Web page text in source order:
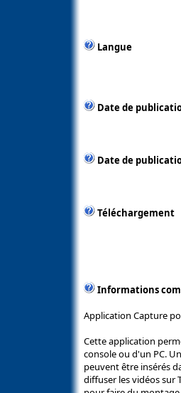
Langue
Date de
Date de
Téléchargement
Informations
Application Capture
Cette application
console ou d'un PC.
peuvent être insérés
diffuser les vidéos sur